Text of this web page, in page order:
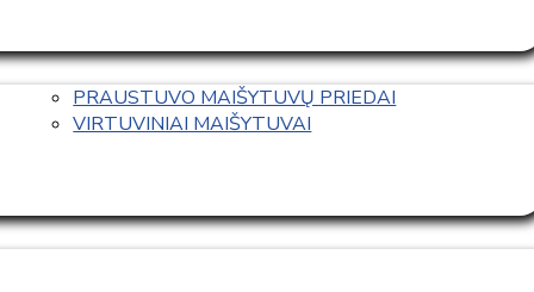
PRAUSTUVO MAIŠYTUVŲ PRIEDAI
VIRTUVINIAI MAIŠYTUVAI